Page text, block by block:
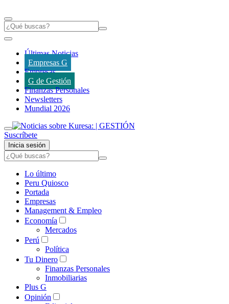
Últimas Noticias
Empresas G
Empresas
G de Gestión
Finanzas Personales
Newsletters
Mundial 2026
Suscríbete
Inicia sesión
Lo último
Peru Quiosco
Portada
Empresas
Management & Empleo
Economía
Mercados
Perú
Política
Tu Dinero
Finanzas Personales
Inmobiliarias
Plus G
Opinión